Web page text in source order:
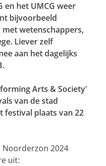
en het UMCG weer
bijvoorbeeld
wetenschappers,
Liever zelf
aan het dagelijks
Arts & Society'
van de stad
festival plaats van 22
Noorderzon 2024
uit: